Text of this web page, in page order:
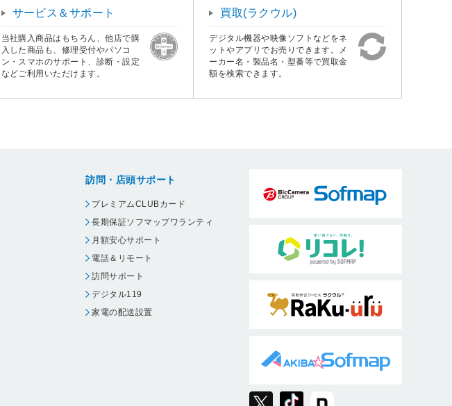
サービス＆サポート
当社購入商品はもちろん、他店で購
入した商品も、修理受付やパソコ
ン・スマホのサポート、診断・設定
などご利用いただけます。
買取(ラクウル)
デジタル機器や映像ソフトなどをネ
ットやアプリでお売りできます。メ
ーカー名・製品名・型番等で買取金
額を検索できます。
訪問・店頭サポート
プレミアムCLUBカード
長期保証ソフマップワランティ
月額安心サポート
電話＆リモート
訪問サポート
デジタル119
家電の配送設置